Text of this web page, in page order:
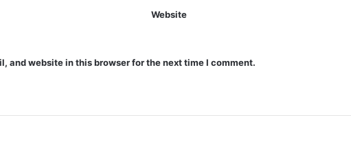
Website
and website in this browser for the next time I comment.